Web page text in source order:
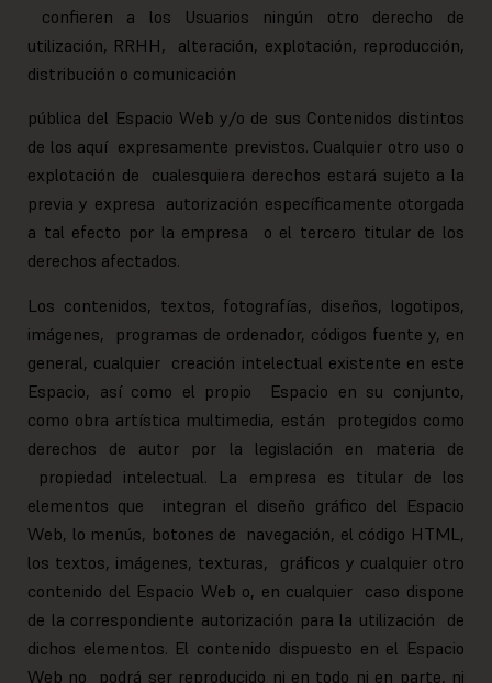
confieren a los Usuarios ningún otro derecho de
utilización, RRHH, alteración, explotación, reproducción,
distribución o comunicación
pública del Espacio Web y/o de sus Contenidos distintos
de los aquí expresamente previstos. Cualquier otro uso o
explotación de cualesquiera derechos estará sujeto a la
previa y expresa autorización específicamente otorgada
a tal efecto por la empresa o el tercero titular de los
derechos afectados.
Los contenidos, textos, fotografías, diseños, logotipos,
imágenes, programas de ordenador, códigos fuente y, en
general, cualquier creación intelectual existente en este
Espacio, así como el propio Espacio en su conjunto,
como obra artística multimedia, están protegidos como
derechos de autor por la legislación en materia de
propiedad intelectual. La empresa es titular de los
elementos que integran el diseño gráfico del Espacio
Web, lo menús, botones de navegación, el código HTML,
los textos, imágenes, texturas, gráficos y cualquier otro
contenido del Espacio Web o, en cualquier caso dispone
de la correspondiente autorización para la utilización de
dichos elementos. El contenido dispuesto en el Espacio
Web no podrá ser reproducido ni en todo ni en parte, ni